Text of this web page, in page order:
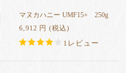
マヌカハニー UMF15+ 250g
6,912 円 (税込)
1レビュー